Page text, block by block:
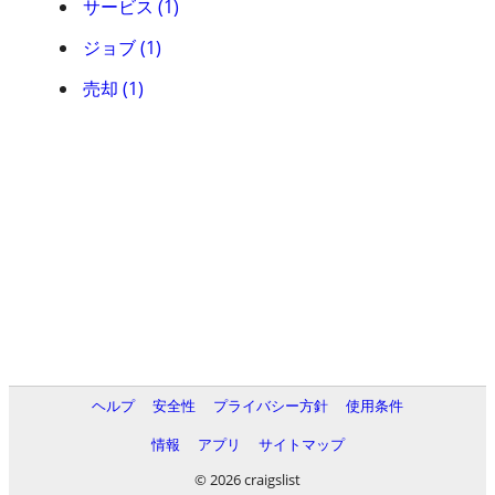
サービス (1)
ジョブ (1)
売却 (1)
ヘルプ 安全性 プライバシー方針
使用条件
情報
アプリ
サイトマップ
© 2026 craigslist